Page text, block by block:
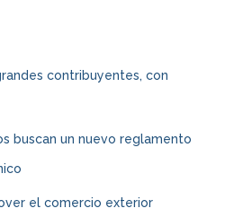
contribuyentes, con
buscan un nuevo reglamento
el comercio exterior